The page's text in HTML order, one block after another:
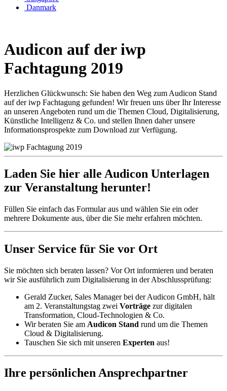
Danmark
Audicon auf der iwp
Fachtagung 2019
Herzlichen Glückwunsch: Sie haben den Weg zum Audicon Stand
auf der iwp Fachtagung gefunden! Wir freuen uns über Ihr Interesse
an unseren Angeboten rund um die Themen Cloud, Digitalisierung,
Künstliche Intelligenz & Co. und stellen Ihnen daher unsere
Informationsprospekte zum Download zur Verfügung.
Laden Sie hier alle Audicon Unterlagen
zur Veranstaltung herunter!
Füllen Sie einfach das Formular aus und wählen Sie ein oder
mehrere Dokumente aus, über die Sie mehr erfahren möchten.
Unser Service für Sie vor Ort
Sie möchten sich beraten lassen? Vor Ort informieren und beraten
wir Sie ausführlich zum Digitalisierung in der Abschlussprüfung:
Gerald Zucker, Sales Manager bei der Audicon GmbH, hält
am 2. Veranstaltungstag zwei Vorträge zur digitalen
Transformation, Cloud-Technologien & Co.
Wir beraten Sie am Audicon Stand rund um die Themen
Cloud & Digitalisierung.
Tauschen Sie sich mit unseren Experten aus!
Ihre persönlichen Ansprechpartner